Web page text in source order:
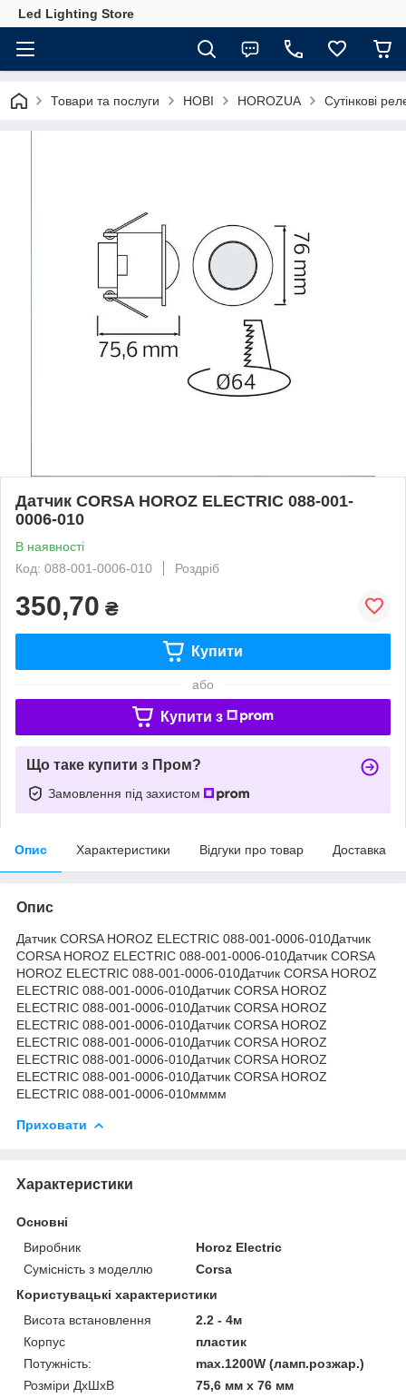
Led Lighting Store
Товари та послуги НОВІ HOROZUA Сутінкові
Датчик CORSA HOROZ ELECTRIC 088-001-
0006-010
В наявності
Код: 088-001-0006-010
Роздріб
350,70 ₴
Купити
або
Купити з
Що таке купити з Пром?
Замовлення під захистом
Опис Характеристики Відгуки про товар Доставка
Опис
Датчик CORSA HOROZ ELECTRIC 088-001-0006-010Датчик
CORSA HOROZ ELECTRIC 088-001-0006-010Датчик CORSA
HOROZ ELECTRIC 088-001-0006-010Датчик CORSA HOROZ
ELECTRIC 088-001-0006-010Датчик CORSA HOROZ
ELECTRIC 088-001-0006-010Датчик CORSA HOROZ
ELECTRIC 088-001-0006-010Датчик CORSA HOROZ
ELECTRIC 088-001-0006-010Датчик CORSA HOROZ
ELECTRIC 088-001-0006-010Датчик CORSA HOROZ
ELECTRIC 088-001-0006-010Датчик CORSA HOROZ
ELECTRIC 088-001-0006-010мммм
Приховати
Характеристики
Основні
Виробник
Horoz Electric
Сумісність з моделлю
Corsa
Користувацькі характеристики
Висота встановлення
2.2 - 4м
Корпус
пластик
Потужність:
max.1200W (ламп.розжар.)
Розміри ДхШхВ
75,6 мм x 76 мм